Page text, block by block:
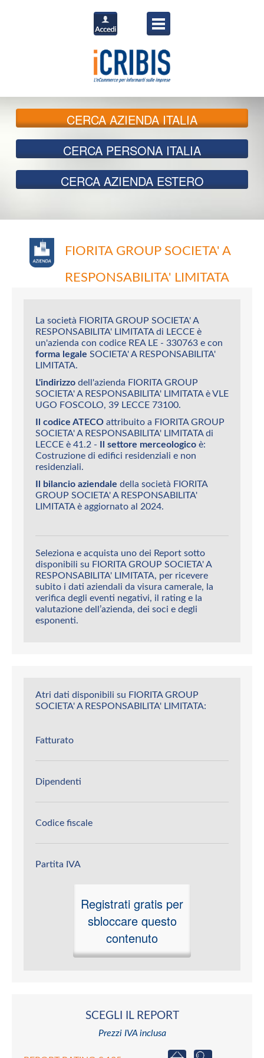
CERCAAZIENDA ITALIA
CERCA PERSONA ITALIA
CERCA AZIENDA ESTERO
FIORITA GROUP SOCIETA' A
RESPONSABILITA' LIMITATA
La società FIORITA GROUP SOCIETA' A
RESPONSABILITA' LIMITATA di LECCE è
un'azienda con codice REA LE - 330763 e con
forma legale SOCIETA' A RESPONSABILITA'
LIMITATA.
L'indirizzo dell'azienda FIORITA GROUP
SOCIETA' A RESPONSABILITA' LIMITATA è VLE
UGO FOSCOLO, 39 LECCE 73100.
Il codice ATECO attribuito a FIORITA GROUP
SOCIETA' A RESPONSABILITA' LIMITATA di
LECCE è 41.2 - Il settore merceologico è:
Costruzione di edifici residenziali e non
residenziali.
Il bilancio aziendale della società FIORITA
GROUP SOCIETA' A RESPONSABILITA'
LIMITATA è aggiornato al 2024.
Seleziona e acquista uno dei Report sotto
disponibili su FIORITA GROUP SOCIETA' A
RESPONSABILITA' LIMITATA, per ricevere
subito i dati aziendali da visura camerale, la
verifica degli eventi negativi, il rating e la
valutazione dell’azienda, dei soci e degli
esponenti.
Atri dati disponibili su FIORITA GROUP
SOCIETA' A RESPONSABILITA' LIMITATA:
Fatturato
Dipendenti
Codice fiscale
Partita IVA
Registrati gratis per
sbloccare questo
contenuto
SCEGLI IL REPORT
Prezzi IVA inclusa